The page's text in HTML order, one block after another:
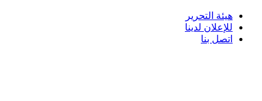
هيئة التحرير
للإعلان لدينا
اتصل بنا